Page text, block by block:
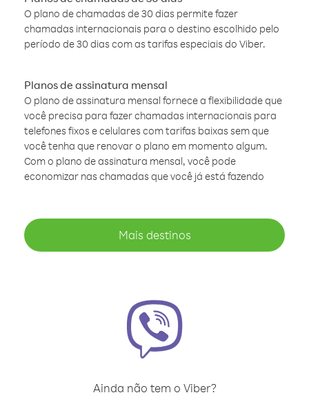
O plano de chamadas de 30 dias permite fazer
chamadas internacionais para o destino escolhido pelo
período de 30 dias com as tarifas especiais do Viber.
Planos de assinatura mensal
O plano de assinatura mensal fornece a flexibilidade que
você precisa para fazer chamadas internacionais para
telefones fixos e celulares com tarifas baixas sem que
você tenha que renovar o plano em momento algum.
Com o plano de assinatura mensal, você pode
economizar nas chamadas que você já está fazendo
Mais destinos
Ainda não tem o Viber?